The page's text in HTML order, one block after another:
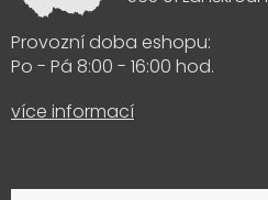
Provozní doba eshopu:
Po - Pá 8:00 - 16:00 hod.
více informací